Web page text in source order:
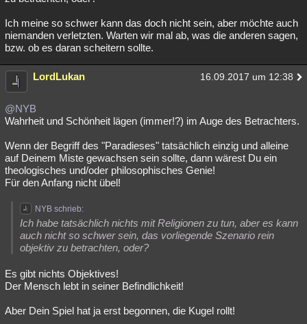
Ich meine so schwer kann das doch nicht sein, aber möchte auch
niemanden verletzten. Warten wir mal ab, was die anderen sagen,
bzw. ob es daran scheitern sollte.
LordLukan 16.09.2017 um 12:38
@NYB
Wahrheit und Schönheit lägen (immer!?) im Auge des Betrachters.
Wenn der Begriff des "Paradieses" tatsächlich einzig und alleine
auf Deinem Miste gewachsen sein sollte, dann wärest Du ein
theologisches und/oder philosophisches Genie!
Für den Anfang nicht übel!
NYB schrieb:
Ich habe tatsächlich nichts mit Religionen zu tun, aber es kann
auch nicht so schwer sein, das vorliegende Szenario rein
objektiv zu betrachten, oder?
Es gibt nichts Objektives!
Der Mensch lebt in seiner Befindlichkeit!
Aber Dein Spiel hat ja erst begonnen, die Kugel rollt!